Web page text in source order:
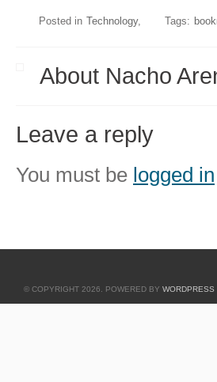
Posted in Technology Tags:
About Nacho
Leave a reply
You must be logged in
© COPYRIGHT 2026. POWERED BY WORDPRESS